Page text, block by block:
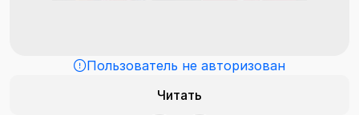
Пользователь не авторизован
Читать